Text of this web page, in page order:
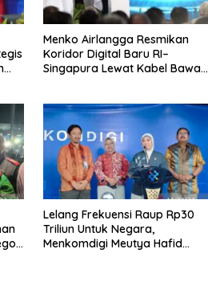
Menko Airlangga Resmikan
Koridor Digital Baru RI–
Singapura Lewat Kabel Bawah
Lelang Frekuensi Raup Rp30
Triliun Untuk Negara,
Menkomdigi Meutya Hafid